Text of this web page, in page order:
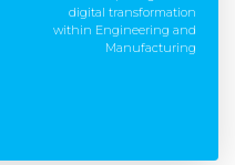
digital transformation
within Engineering and
Manufacturing